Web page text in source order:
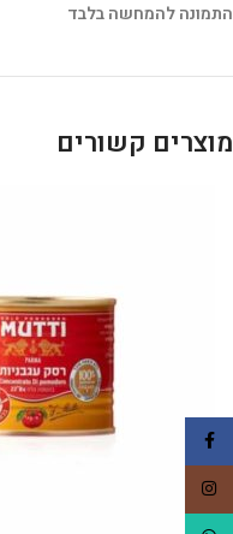
התמונה להמחשה בלבד
מוצרים קשורים
Facebook